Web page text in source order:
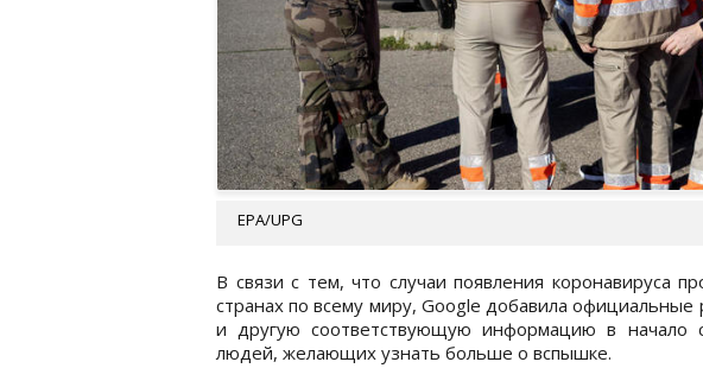
EPA/UPG
В связи с тем, что случаи появления коронавируса
странах по всему миру, Google добавила официальные
и другую соответствующую информацию в начало
людей, желающих узнать больше о вспышке.